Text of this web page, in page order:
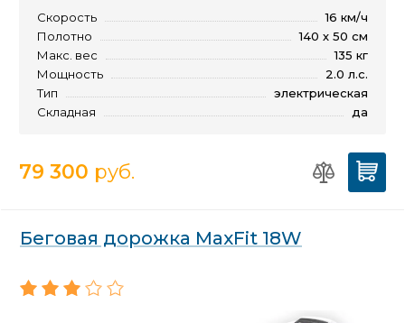
Скорость
16 км/ч
Полотно
140 х 50 см
Макс. вес
135 кг
Мощность
2.0 л.с.
Тип
электрическая
Складная
да
79 300 руб.
Беговая дорожка MaxFit 18W